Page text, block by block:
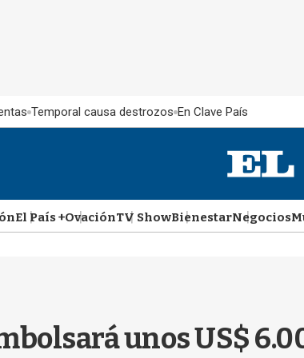
Temporal causa destrozos En Clave País
El País +OvaciónTV ShowBienestarNegocios
unos US$